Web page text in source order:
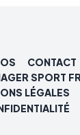
CONTACT
SPORT
LÉGALES